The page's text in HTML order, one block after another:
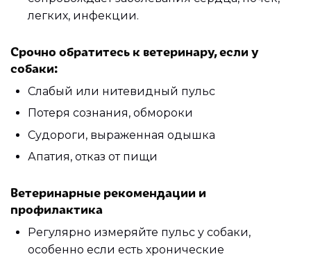
легких, инфекции.
Срочно обратитесь к ветеринару, если у
собаки:
Слабый или нитевидный пульс
Потеря сознания, обмороки
Судороги, выраженная одышка
Апатия, отказ от пищи
Ветеринарные рекомендации и
профилактика
Регулярно измеряйте пульс у собаки,
особенно если есть хронические